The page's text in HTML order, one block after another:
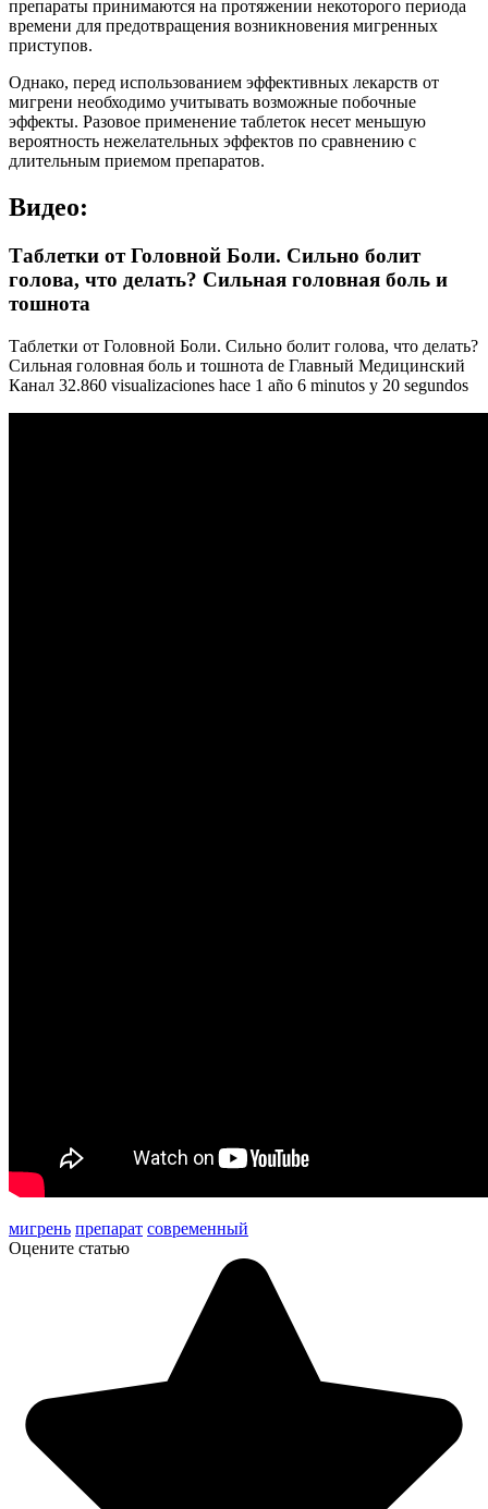
препараты принимаются на протяжении некоторого периода
времени для предотвращения возникновения мигренных
приступов.
Однако, перед использованием эффективных лекарств от
мигрени необходимо учитывать возможные побочные
эффекты. Разовое применение таблеток несет меньшую
вероятность нежелательных эффектов по сравнению с
длительным приемом препаратов.
Видео:
Таблетки от Головной Боли. Сильно болит
голова, что делать? Сильная головная боль и
тошнота
Таблетки от Головной Боли. Сильно болит голова, что делать?
Сильная головная боль и тошнота de Главный Медицинский
Канал 32.860 visualizaciones hace 1 año 6 minutos y 20 segundos
мигрень препарат современный
Оцените статью